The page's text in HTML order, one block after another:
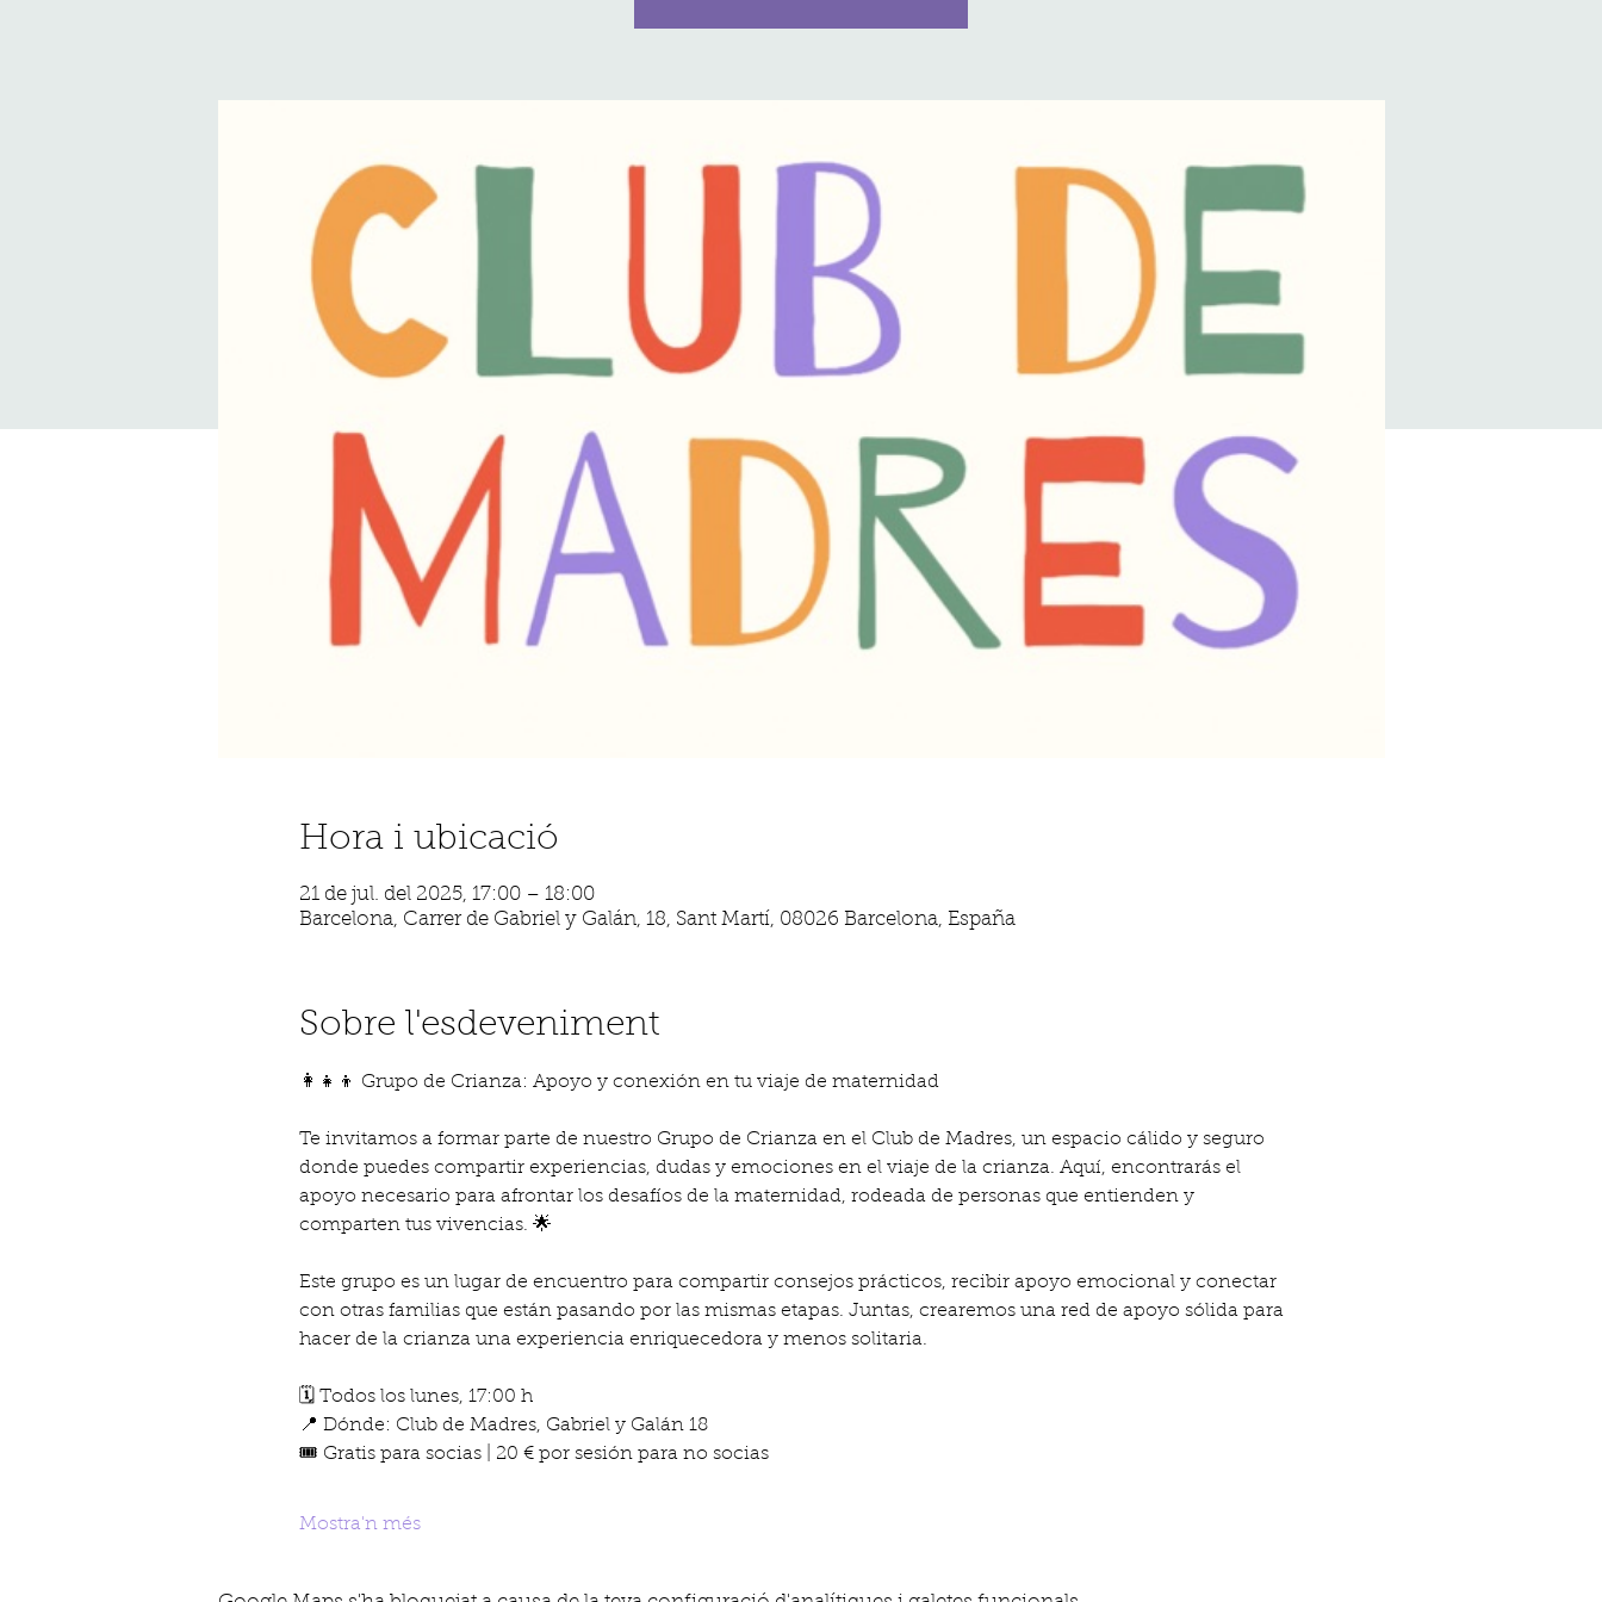
Hora i ubicació
21 de jul. del 2025, 17:00 – 18:00
Barcelona, Carrer de Gabriel y Galán, 18, Sant Martí, 08026 Barcelona, España
Sobre l'esdeveniment
👩‍👧‍👦 Grupo de Crianza: Apoyo y conexión en tu viaje de maternidad
Te invitamos a formar parte de nuestro Grupo de Crianza en el Club de Madres, un espacio cálido y seguro
donde puedes compartir experiencias, dudas y emociones en el viaje de la crianza. Aquí, encontrarás el
apoyo necesario para afrontar los desafíos de la maternidad, rodeada de personas que entienden y
comparten tus vivencias. 🌟
Este grupo es un lugar de encuentro para compartir consejos prácticos, recibir apoyo emocional y conectar
con otras familias que están pasando por las mismas etapas. Juntas, crearemos una red de apoyo sólida para
hacer de la crianza una experiencia enriquecedora y menos solitaria.
🗓️ Todos los lunes, 17:00 h
📍 Dónde: Club de Madres, Gabriel y Galán 18
🎟️ Gratis para socias | 20 € por sesión para no socias
Mostra'n més